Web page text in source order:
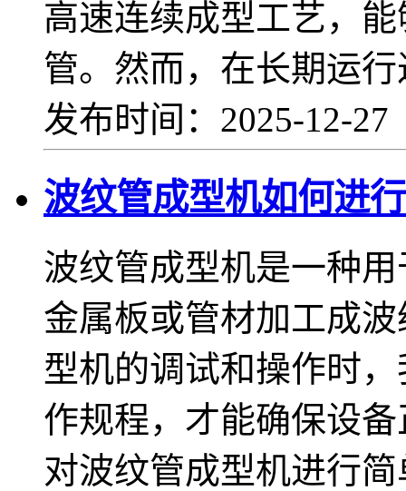
高速连续成型工艺，
管。然而，在长期运
发布时间：2025-12-
波纹管成型机如何进
波纹管成型机是一种
金属板或管材加工成
型机的调试和操作时
作规程，才能确保设
对波纹管成型机进行